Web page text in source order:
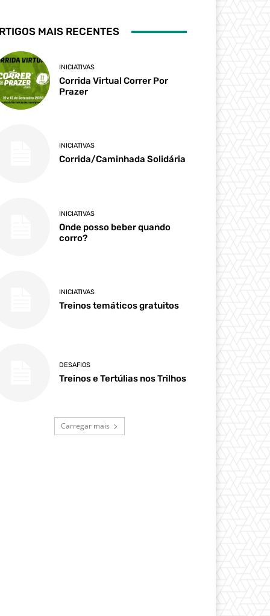
MAIS RECENTES
INICIATIVAS
Corrida Virtual Correr Por
Prazer
INICIATIVAS
Corrida/Caminhada Solidária
INICIATIVAS
Onde posso beber quando
corro?
INICIATIVAS
Treinos temáticos gratuitos
DESAFIOS
Treinos e Tertúlias nos Trilhos
Carregar mais